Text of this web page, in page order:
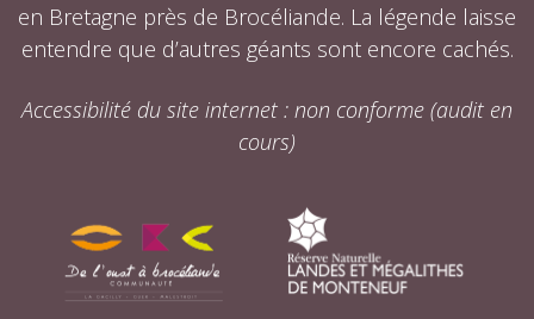
en Bretagne près de Brocéliande. La légende laisse
entendre que d’autres géants sont encore cachés.
Accessibilité du site internet : non conforme (audit en
cours)